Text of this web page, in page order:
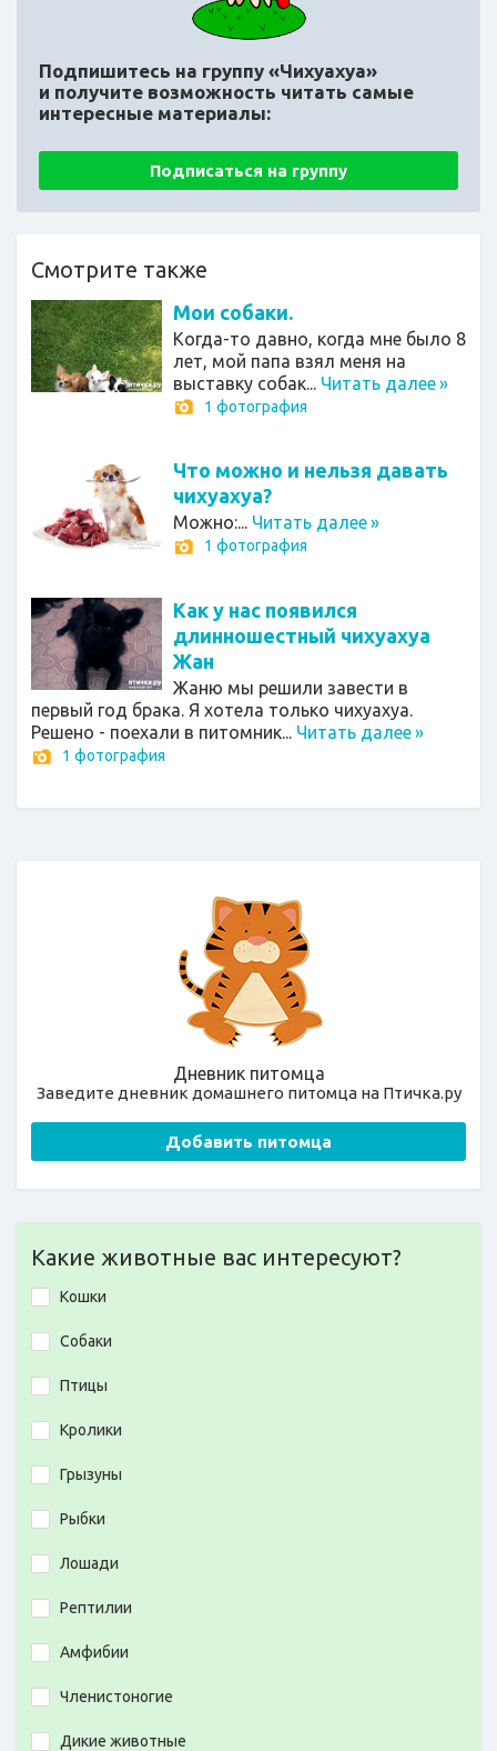
Подпишитесь на группу «Чихуахуа»
и получите возможность читать самые
интересные материалы:
Подписаться на группу
Смотрите также
Мои собаки.
Когда-то давно, когда мне было 8
лет, мой папа взял меня на
выставку собак... Читать далее»
1 фотография
Что можно и нельзя давать
чихуахуа?
Можно:... Читать далее»
1 фотография
Как у нас появился
длинношестный чихуахуа
Жан
Жаню мы решили завести в
первый год брака. Я хотела только чихуахуа.
Решено - поехали в питомник... Читать далее»
1 фотография
Дневник питомца
Заведите дневник домашнего питомца на Птичка.ру
Добавить питомца
Какие животные вас интересуют?
Кошки
Собаки
Птицы
Кролики
Грызуны
Рыбки
Лошади
Рептилии
Амфибии
Членистоногие
Дикие животные